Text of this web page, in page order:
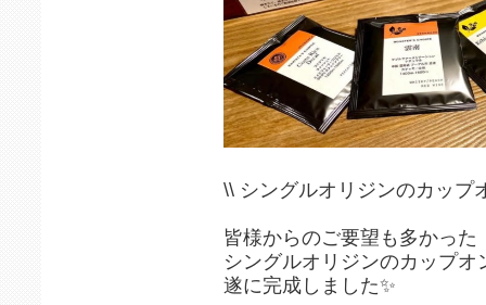
\\ シングルオリジンのカップ
皆様からのご要望も多かった
シングルオリジンのカップオ
遂に完成しました✨